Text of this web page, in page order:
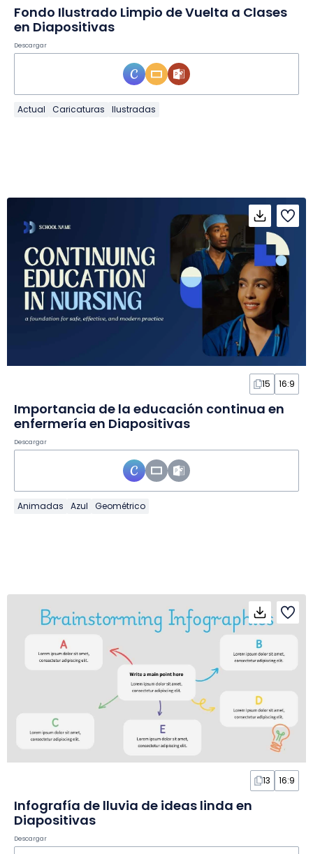
Fondo Ilustrado Limpio de Vuelta a Clases
en Diapositivas
Descargar
Actual Caricaturas Ilustradas
15 16:9
Importancia de la educación continua en
enfermería en Diapositivas
Descargar
Animadas Azul Geométrico
13 16:9
Infografía de lluvia de ideas linda en
Diapositivas
Descargar